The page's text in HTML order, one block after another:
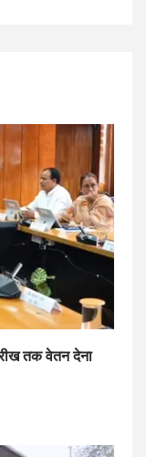
तक वेतन देना